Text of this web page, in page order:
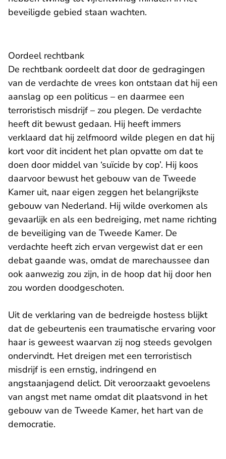
beveiligde gebied staan wachten.
Oordeel rechtbank
De rechtbank oordeelt dat door de gedragingen
van de verdachte de vrees kon ontstaan dat hij een
aanslag op een politicus – en daarmee een
terroristisch misdrijf – zou plegen. De verdachte
heeft dit bewust gedaan. Hij heeft immers
verklaard dat hij zelfmoord wilde plegen en dat hij
kort voor dit incident het plan opvatte om dat te
doen door middel van ‘suïcide by cop’. Hij koos
daarvoor bewust het gebouw van de Tweede
Kamer uit, naar eigen zeggen het belangrijkste
gebouw van Nederland. Hij wilde overkomen als
gevaarlijk en als een bedreiging, met name richting
de beveiliging van de Tweede Kamer. De
verdachte heeft zich ervan vergewist dat er een
debat gaande was, omdat de marechaussee dan
ook aanwezig zou zijn, in de hoop dat hij door hen
zou worden doodgeschoten.
Uit de verklaring van de bedreigde hostess blijkt
dat de gebeurtenis een traumatische ervaring voor
haar is geweest waarvan zij nog steeds gevolgen
ondervindt. Het dreigen met een terroristisch
misdrijf is een ernstig, indringend en
angstaanjagend delict. Dit veroorzaakt gevoelens
van angst met name omdat dit plaatsvond in het
gebouw van de Tweede Kamer, het hart van de
democratie.